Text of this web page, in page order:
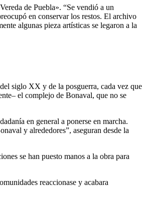
de Puebla». “Se vendió a un
en conservar los restos. El archivo
algunas pieza artísticas se legaron a la
siglo XX y de la posguerra, cada vez que
el complejo de Bonaval, que no se
en general a ponerse en marcha.
y alrededores”, aseguran desde la
se han puesto manos a la obra para
reaccionase y acabara